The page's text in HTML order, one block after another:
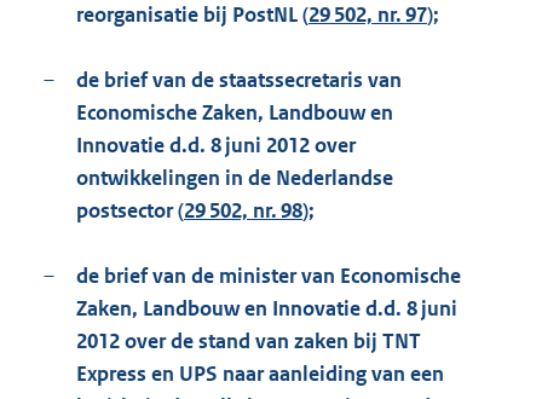
reorganisatie bij PostNL (29 502, nr. 97);
–
de brief van de staatssecretaris van
Economische Zaken, Landbouw en
Innovatie d.d. 8 juni 2012 over
ontwikkelingen in de Nederlandse
postsector (29 502, nr. 98);
–
de brief van de minister van Economische
Zaken, Landbouw en Innovatie d.d. 8 juni
2012 over de stand van zaken bij TNT
Express en UPS naar aanleiding van een